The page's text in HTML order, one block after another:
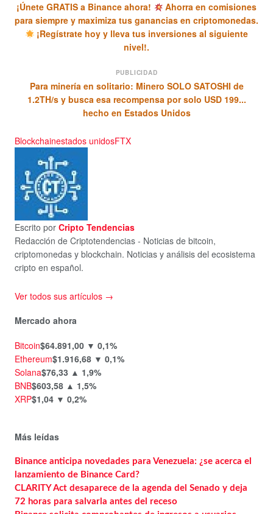
¡Únete GRATIS a Binance ahora!
Ahorra en comisiones
para siempre y maximiza tus ganancias en criptomonedas.
¡Regístrate hoy y lleva tus inversiones al siguiente
nivel!.
PUBLICIDAD
Para minería en solitario: Minero SOLO SATOSHI de
1.2TH/s y busca esa recompensa por solo USD 199...
hecho en Estados Unidos
Blockchainestados unidosFTX
Escrito por Cripto Tendencias
Redacción de Criptotendencias - Noticias de bitcoin,
criptomonedas y blockchain. Noticias y análisis del ecosistema
cripto en español.
Ver todos sus artículos →
Mercado ahora
Bitcoin$64.891,00 ▼ 0,1%
Ethereum$1.916,68 ▼ 0,1%
Solana$76,33 ▲ 1,9%
BNB$603,58 ▲ 1,5%
XRP$1,04 ▼ 0,2%
Más leídas
Binance anticipa novedades para Venezuela: ¿se acerca el
lanzamiento de Binance Card?
CLARITY Act desaparece de la agenda del Senado y deja
72 horas para salvarla antes del receso